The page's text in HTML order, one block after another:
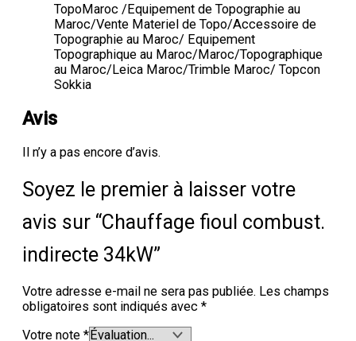
TopoMaroc /Equipement de Topographie au
Maroc/Vente Materiel de Topo/Accessoire de
Topographie au Maroc/ Equipement
Topographique au Maroc/Maroc/Topographique
au Maroc/Leica Maroc/Trimble Maroc/ Topcon
Sokkia
Avis
Il n’y a pas encore d’avis.
Soyez le premier à laisser votre
avis sur “Chauffage fioul combust.
indirecte 34kW”
Votre adresse e-mail ne sera pas publiée. Les champs
obligatoires sont indiqués avec *
Votre note *